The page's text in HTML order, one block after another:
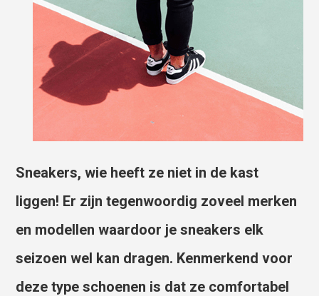
Sneakers, wie heeft ze niet in de kast
liggen! Er zijn tegenwoordig zoveel merken
en modellen waardoor je sneakers elk
seizoen wel kan dragen. Kenmerkend voor
deze type schoenen is dat ze comfortabel